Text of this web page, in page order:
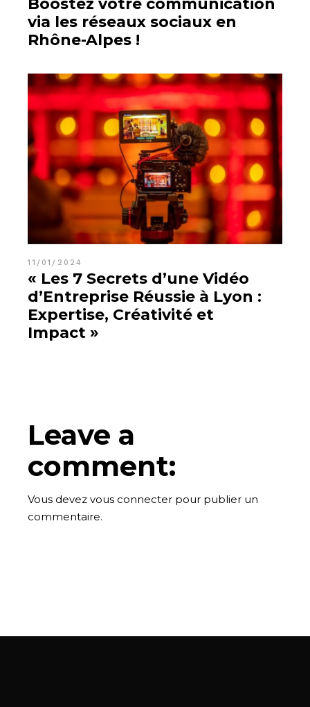
Boostez votre communication
via les réseaux sociaux en
Rhône-Alpes !
11/01/2024
« Les 7 Secrets d’une Vidéo
d’Entreprise Réussie à Lyon :
Expertise, Créativité et
Impact »
Leave a
comment:
Vous devezvous connecter pour publier un
commentaire.